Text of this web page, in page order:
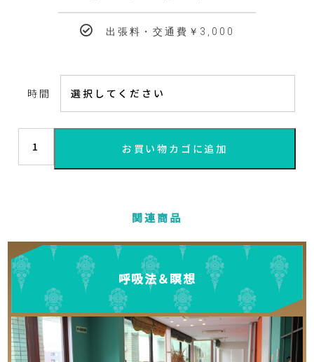
出張料・交通費￥3,000
時間
お買い物カゴに追加
関連商品
呼吸法＆瞑想